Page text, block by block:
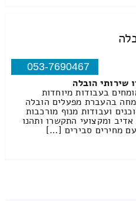
053-7690467
שירותי הובלה
בעבודות מיוחדות
בהעברת מפעלים הובלה
ועבודות מנוף מורכבות
ומקצועי התקשרו ותהנו
מחירים סבירים […]